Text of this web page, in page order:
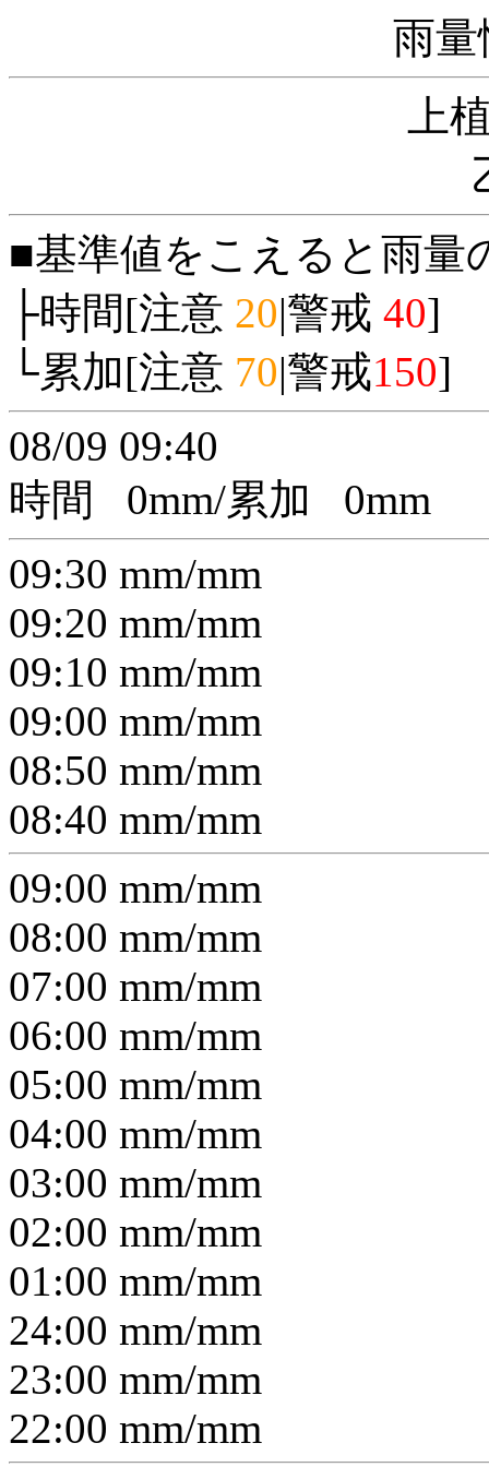
雨量
上
■基準値をこえると雨量
├時間[注意 20|警戒 40]
└累加[注意 70|警戒150]
08/09 09:40
時間
0mm/累加 0mm
09:30 mm/mm
09:20 mm/mm
09:10 mm/mm
09:00 mm/mm
08:50 mm/mm
08:40 mm/mm
09:00 mm/mm
08:00 mm/mm
07:00 mm/mm
06:00 mm/mm
05:00 mm/mm
04:00 mm/mm
03:00 mm/mm
02:00 mm/mm
01:00 mm/mm
24:00 mm/mm
23:00 mm/mm
22:00 mm/mm